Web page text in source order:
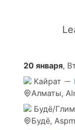
20 января,
Кайрат
Алматы,
Будё/
Будё,